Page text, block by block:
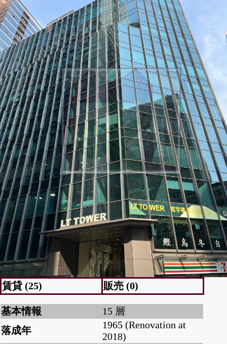
賃貸 (25) 販売 (0)
基本情報
15 層
落成年
1965 (Renovation at
2018)